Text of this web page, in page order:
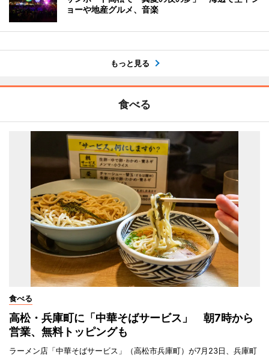
ョーや地産グルメ、音楽
もっと見る
食べる
食べる
高松・兵庫町に「中華そばサービス」 朝7時から
営業、無料トッピングも
ラーメン店「中華そばサービス」（高松市兵庫町）が7月23日、兵庫町